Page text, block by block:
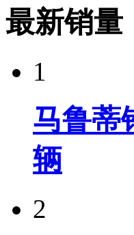
最新销量
1
马鲁蒂
辆
2